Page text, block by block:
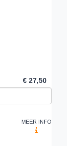
€ 27,50
MEER INFO